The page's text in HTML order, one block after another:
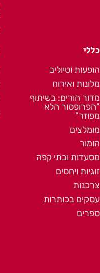
כללי
הופעות וטיולים
מלונות ואירוח
מדור הורים: בשיתוף
"הפרופסור הלא
מפוזר"
מומלצים
הומור
מסעדות ובתי קפה
זוגיות ויחסים
צרכנות
עסקים בכותרות
ספרים